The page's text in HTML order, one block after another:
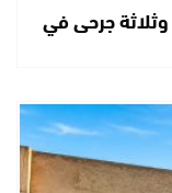
جرحى في